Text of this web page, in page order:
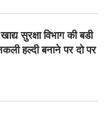
सुरक्षा विभाग की बडी
हल्दी बनाने पर दो पर